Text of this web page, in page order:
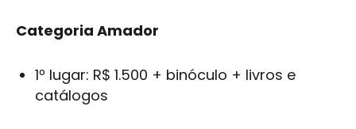
Categoria Amador
1º lugar: R$ 1.500 + binóculo + livros e
catálogos